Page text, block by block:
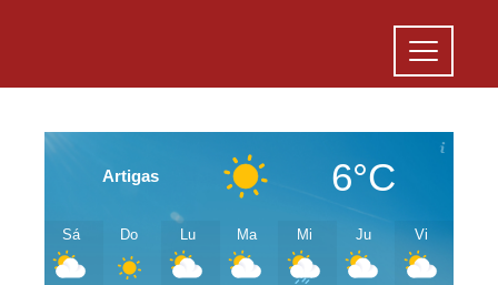
Artigas 6°C
Sá Do Lu Ma Mi Ju Vi